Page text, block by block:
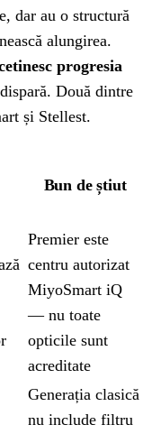
dar au o structură
alungirea.
progresia
Două dintre
și Stellest.
Bun de știut
Premier este
centru autorizat
MiyoSmart iQ
— nu toate
opticile sunt
acreditate
Generația clasică
nu include filtru